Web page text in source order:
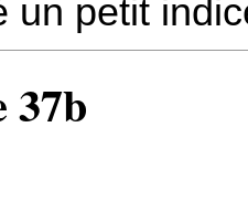
un petit
37b